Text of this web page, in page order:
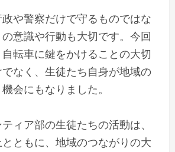
や警察だけで守るものではな
意識や行動も大切です。今回
転車に鍵をかけることの大切
なく、生徒たち自身が地域の
会にもなりました。
ィア部の生徒たちの活動は、
ともに、地域のつながりの大